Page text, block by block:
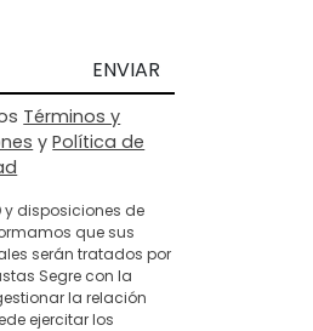
ENVIAR
Términos y
yPolítica de
y disposiciones de
que sus
serán tratados por
Segre con la
la relación
ejercitar los